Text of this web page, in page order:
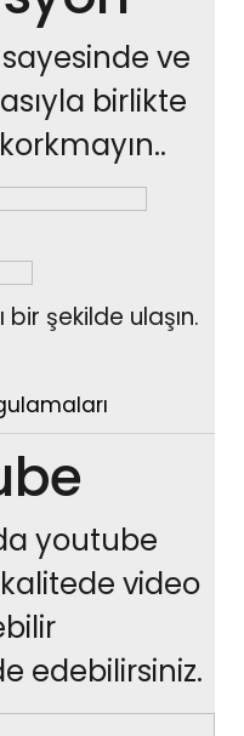
ve
birlikte
bir şekilde ulaşın.
youtube
video
edebilirsiniz.